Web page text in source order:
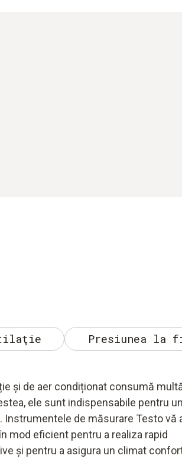
Presiunea la
și de aer condiționat consumă
ele sunt indispensabile pentru un
Instrumentele de măsurare Testo vă
mod eficient pentru a realiza rapid
și pentru a asigura un climat